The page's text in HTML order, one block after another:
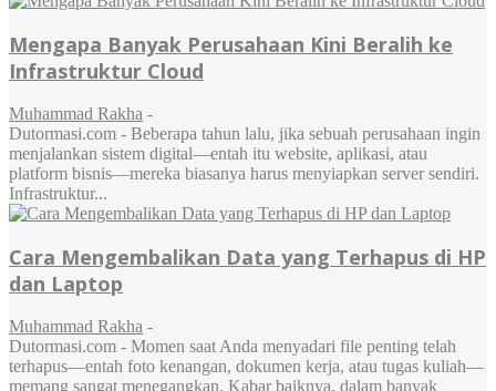
Mengapa Banyak Perusahaan Kini Beralih ke
Infrastruktur Cloud
Muhammad Rakha -
Dutormasi.com - Beberapa tahun lalu, jika sebuah perusahaan ingin
menjalankan sistem digital—entah itu website, aplikasi, atau
platform bisnis—mereka biasanya harus menyiapkan server sendiri.
Infrastruktur...
Cara Mengembalikan Data yang Terhapus di HP
dan Laptop
Muhammad Rakha -
Dutormasi.com - Momen saat Anda menyadari file penting telah
terhapus—entah foto kenangan, dokumen kerja, atau tugas kuliah—
memang sangat menegangkan. Kabar baiknya, dalam banyak